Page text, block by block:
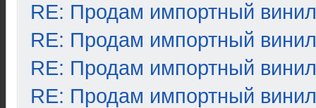
RE: Продам импортный винил
RE: Продам импортный винил
RE: Продам импортный винил
RE: Продам импортный винил